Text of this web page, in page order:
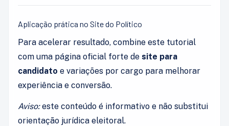
Aplicação prática no Site do Político
Para acelerar resultado, combine este tutorial
com uma página oficial forte de site para
candidato e variações por cargo para melhorar
experiência e conversão.
Aviso:este conteúdo é informativo e não substitui
orientação jurídica eleitoral.